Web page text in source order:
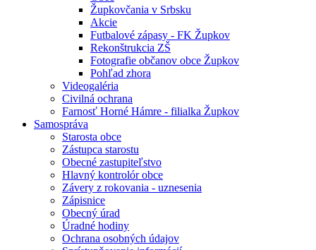
Župkovčania v Srbsku
Akcie
Futbalové zápasy - FK Župkov
Rekonštrukcia ZŠ
Fotografie občanov obce Župkov
Pohľad zhora
Videogaléria
Civilná ochrana
Farnosť Horné Hámre - filialka Župkov
Samospráva
Starosta obce
Zástupca starostu
Obecné zastupiteľstvo
Hlavný kontrolór obce
Závery z rokovania - uznesenia
Zápisnice
Obecný úrad
Úradné hodiny
Ochrana osobných údajov